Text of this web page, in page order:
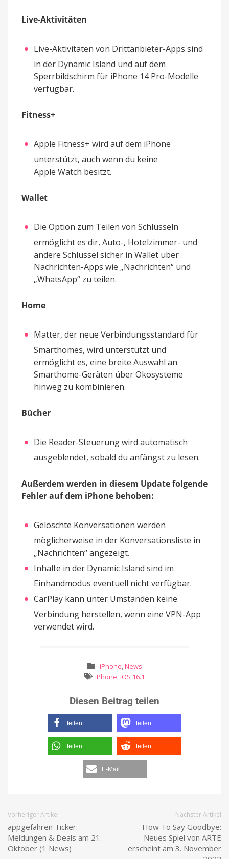
Live-Aktivitäten
Live-Aktivitäten von Drittanbieter-Apps sind
in der Dynamic Island und auf dem
Sperrbildschirm für iPhone 14 Pro-Modelle
verfügbar.
Fitness+
Apple Fitness+ wird auf dem iPhone
unterstützt, auch wenn du keine
Apple Watch besitzt.
Wallet
Die Option zum Teilen von Schlüsseln
ermöglicht es dir, Auto-, Hotelzimmer- und
andere Schlüssel sicher in Wallet über
Nachrichten-Apps wie „Nachrichten“ und
„WhatsApp“ zu teilen.
Home
Matter, der neue Verbindungsstandard für
Smarthomes, wird unterstützt und
ermöglicht es, eine breite Auswahl an
Smarthome-Geräten über Ökosysteme
hinweg zu kombinieren.
Bücher
Die Reader-Steuerung wird automatisch
ausgeblendet, sobald du anfängst zu lesen.
Außerdem werden in diesem Update folgende
Fehler auf dem iPhone behoben:
Gelöschte Konversationen werden
möglicherweise in der Konversationsliste in
„Nachrichten“ angezeigt.
Inhalte in der Dynamic Island sind im
Einhandmodus eventuell nicht verfügbar.
CarPlay kann unter Umständen keine
Verbindung herstellen, wenn eine VPN-App
verwendet wird.
iPhone, News
iPhone, iOS 16.1
Diesen Beitrag teilen
teilen teilen
teilen teilen
E-Mail
Vorheriger Artikel
appgefahren Ticker:
Meldungen & Deals am 21.
Oktober (1 News)
Nächster Artikel
How To Say Goodbye:
Neues Spiel von ARTE
erscheint am 3. November